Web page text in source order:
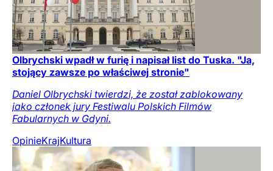
Olbrychski wpadł w furię i napisał list do Tuska. "Ja,
stojący zawsze po właściwej stronie"
Daniel Olbrychski twierdzi, że został zablokowany
jako członek jury Festiwalu Polskich Filmów
Fabularnych w Gdyni.
OpinieKrajKultura